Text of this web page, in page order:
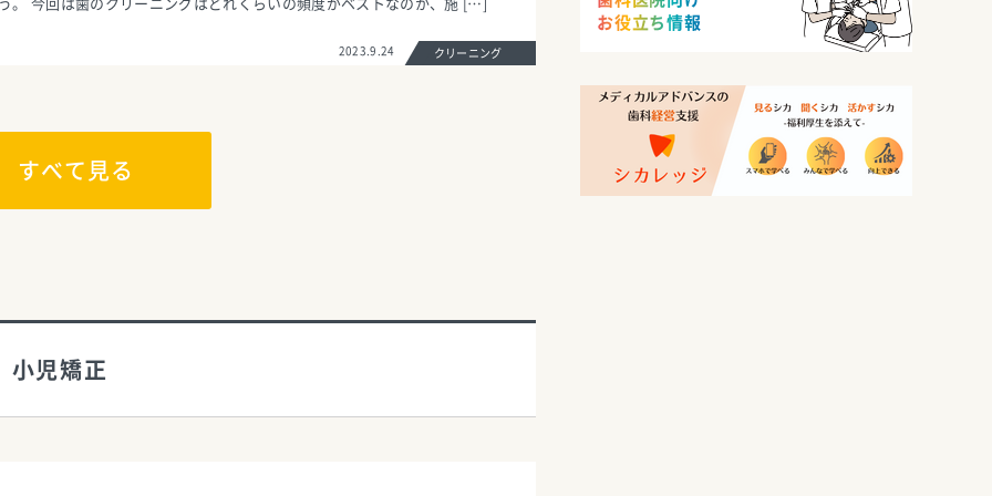
。 今回は歯のクリーニングはどれくらいの頻度がベストなのか、施 […]
2023.9.24 クリーニング
すべて見る
小児矯正
お役立ち情報